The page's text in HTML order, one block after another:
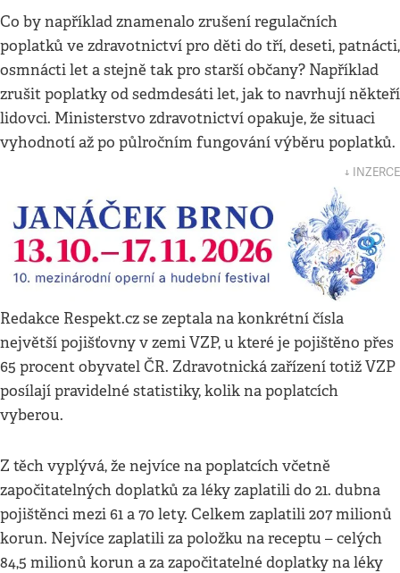
Co by například znamenalo zrušení regulačních
poplatků ve zdravotnictví pro děti do tří, deseti, patnácti,
osmnácti let a stejně tak pro starší občany? Například
zrušit poplatky od sedmdesáti let, jak to navrhují někteří
lidovci. Ministerstvo zdravotnictví opakuje, že situaci
vyhodnotí až po půlročním fungování výběru poplatků.
↓ INZERCE
Redakce Respekt.cz se zeptala na konkrétní čísla
největší pojišťovny v zemi VZP, u které je pojištěno přes
65 procent obyvatel ČR. Zdravotnická zařízení totiž VZP
posílají pravidelné statistiky, kolik na poplatcích
vyberou.
Z těch vyplývá, že nejvíce na poplatcích včetně
započitatelných doplatků za léky zaplatili do 21. dubna
pojištěnci mezi 61 a 70 lety. Celkem zaplatili 207 milionů
korun. Nejvíce zaplatili za položku na receptu – celých
84,5 milionů korun a za započitatelné doplatky na léky